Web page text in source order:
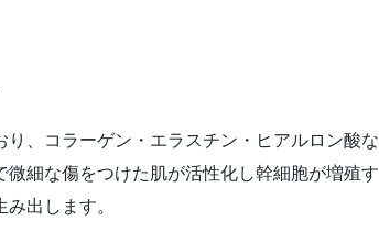
、コラーゲン・エラスチン・ヒアルロン酸な
細な傷をつけた肌が活性化し幹細胞が増殖す
出します。